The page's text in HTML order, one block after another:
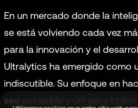
En un mercado donde la
se está volviendo cada vez
para la innovación y el
Ultralytics ha emergido como
indiscutible. Su enfoque en
sea accesible y útil para